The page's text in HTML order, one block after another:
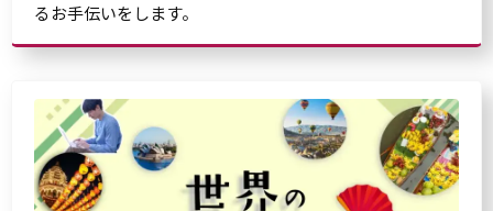
るお手伝いをします。